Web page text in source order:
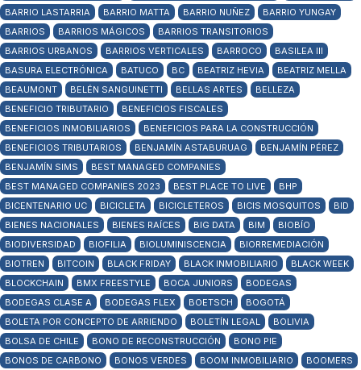
BARRIO LASTARRIA
BARRIO MATTA BARRIO NUÑEZ
BARRIO YUNGAY
BARRIOS
BARRIOS MÁGICOS
BARRIOS TRANSITORIOS
BARRIOS URBANOS
BARRIOS VERTICALES BARROCO
BASILEA III
BASURA ELECTRÓNICA
BATUCO BC BEATRIZ HEVIA
BEATRIZ MELLA
BEAUMONT
BELÉN SANGUINETTI BELLAS ARTES
BELLEZA
BENEFICIO TRIBUTARIO
BENEFICIOS FISCALES
BENEFICIOS INMOBILIARIOS
BENEFICIOS PARA LA CONSTRUCCIÓN
BENEFICIOS TRIBUTARIOS
BENJAMÍN ASTABURUAG
BENJAMÍN PÉREZ
BENJAMÍN SIMS
BEST MANAGED COMPANIES
BEST MANAGED COMPANIES 2023
BEST PLACE TO LIVE
BHP
BICENTENARIO UC
BICICLETA BICICLETEROS BICIS MOSQUITOS
BID
BIENES NACIONALES
BIENES RAÍCES BIG DATA BIM
BIOBÍO
BIODIVERSIDAD
BIOFILIA BIOLUMINISCENCIA
BIORREMEDIACIÓN
BIOTREN
BITCOIN BLACK FRIDAY BLACK INMOBILIARIO
BLACK WEEK
BLOCKCHAIN
BMX FREESTYLE BOCA JUNIORS
BODEGAS
BODEGAS CLASE A
BODEGAS FLEX BOETSCH
BOGOTÁ
BOLETA POR CONCEPTO DE ARRIENDO
BOLETÍN LEGAL
BOLIVIA
BOLSA DE CHILE
BONO DE RECONSTRUCCIÓN
BONO PIE
BONOS DE CARBONO
BONOS VERDES BOOM INMOBILIARIO
BOOMERS